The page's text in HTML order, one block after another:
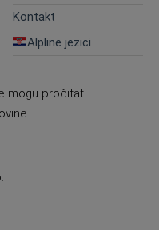
Kontakt
Alpline jezici
mogu pročitati.